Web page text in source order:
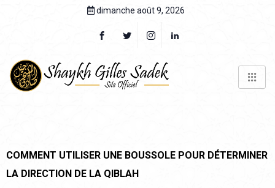
dimanche août 9, 2026
COMMENT UTILISER UNE BOUSSOLE POUR DÉTERMINER
LA DIRECTION DE LA QIBLAH